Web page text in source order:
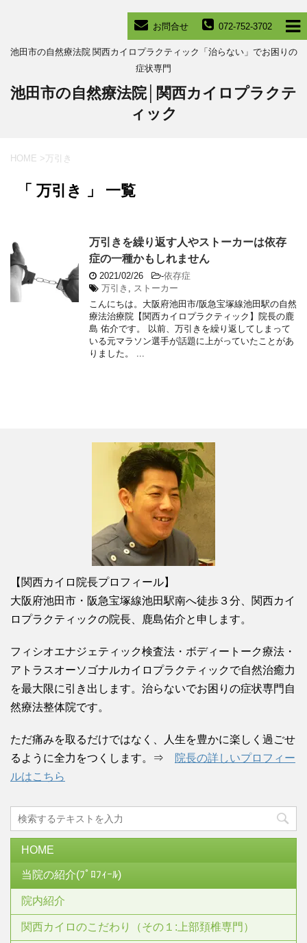
072-752-3702
お問合せ
池田市の自然療法院 関西カイロプラクティック「治らない」でお困りの
症状専門
池田市の自然療法院│関西カイロプラクテ
ィック
HOME >万引き
「 万引き 」 一覧
万引きを繰り返す人やストーカーは依存
症の一種かもしれません
2021/02/26 -依存症
万引き
ストーカー
こんにちは。大阪府池田市/阪急宝塚線池田駅の自然
療法治療院【関西カイロプラクティック】院長の鹿
島 佑介です。 以前、万引きを繰り返してしまって
いる元マラソン選手が話題に上がっていたことがあ
りました。 ...
【関西カイロ院長プロフィール】
大阪府池田市・阪急宝塚線池田駅南へ徒歩３分、関西カイ
ロプラクティックの院長、鹿島佑介と申します。
フィシオエナジェティック検査法・ボディートーク療法・
アトラスオーソゴナルカイロプラクティックで自然治癒力
を最大限に引き出します。治らないでお困りの症状専門自
然療法整体院です。
ただ痛みを取るだけではなく、人生を豊かに楽しく過ごせ
るように全力をつくします。⇒
院長の詳しいプロフィー
ルはこちら
HOME
当院の紹介(ﾌﾟﾛﾌｨｰﾙ)
院内紹介
関西カイロのこだわり（その１:上部頚椎専門）